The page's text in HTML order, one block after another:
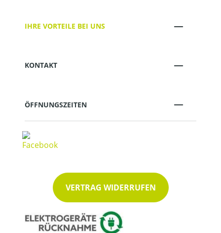
IHRE VORTEILE BEI UNS
KONTAKT
ÖFFNUNGSZEITEN
VERTRAG WIDERRUFEN